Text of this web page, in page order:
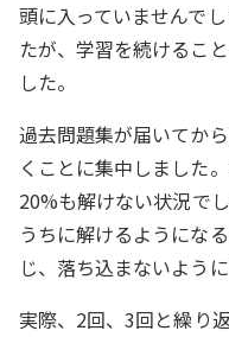
頭に入っていませんで
たが、学習を続けるこ
した。
過去問題集が届いてか
くことに集中しました
20%も解けない状況で
うちに解けるようにな
じ、落ち込まないよう
実際、2回、3回と繰り